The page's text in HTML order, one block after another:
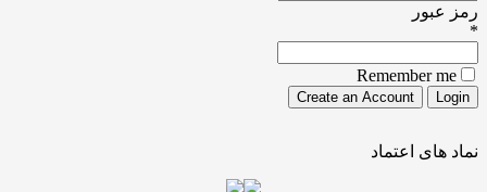
رمز عبور
*
Remember me
نماد های اعتماد